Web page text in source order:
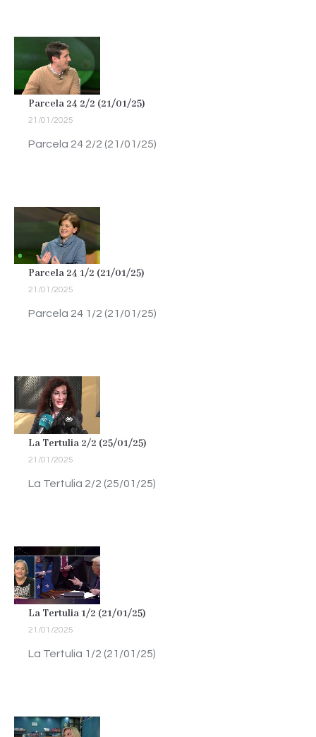
Parcela 24 2/2 (21/01/25)
21/01/2025
Parcela 24 2/2 (21/01/25)
Parcela 24 1/2 (21/01/25)
21/01/2025
Parcela 24 1/2 (21/01/25)
La Tertulia 2/2 (25/01/25)
21/01/2025
La Tertulia 2/2 (25/01/25)
La Tertulia 1/2 (21/01/25)
21/01/2025
La Tertulia 1/2 (21/01/25)